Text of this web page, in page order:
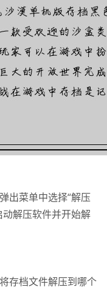
出菜单中选择“解压
解压软件并开始解
存档文件解压到哪个